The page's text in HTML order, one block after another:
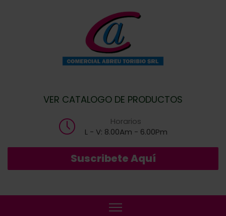
VER CATALOGO DE PRODUCTOS
Horarios
L - V: 8.00Am - 6.00Pm
Suscribete Aquí